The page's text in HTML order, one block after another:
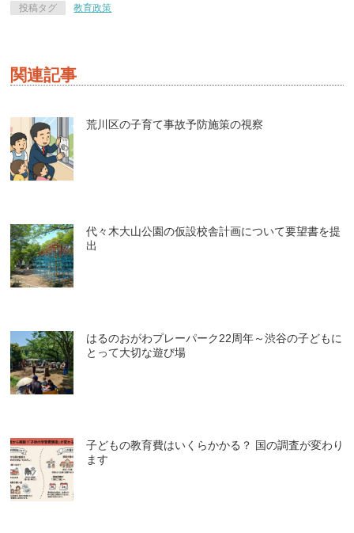
投稿タグ 教育政策
関連記事
荒川区の子育て事故予防施策の視察
代々木大山公園の仮設校舎計画について要望書を提
出
はるのおがわプレーパーク22周年～渋谷の子どもに
とって大切な遊び場
子どもの教育費はいくらかかる？ 国の調査が変わり
ます